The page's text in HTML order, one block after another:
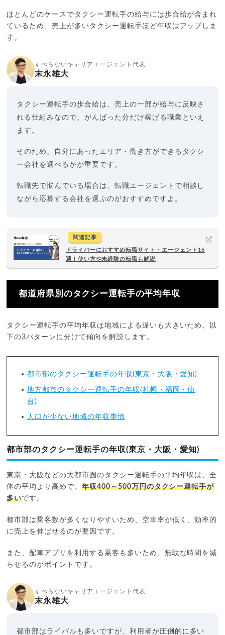
ほとんどのケースでタクシー運転手の給与には歩合給が含まれ
ているため、売上が多いタクシー運転手ほど年収はアップしま
す。
すべらないキャリアエージェント代表
末永雄大
タクシー運転手の歩合給は、売上の一部が給与に反映さ
れる仕組みなので、がんばった分だけ稼げる職業といえ
ます。
そのため、自分にあったエリア・働き方ができるタクシ
ー会社を選べるかが重要です。
転職先で悩んでいる場合は、転職エージェントで相談し
ながら応募する会社を選ぶのがおすすめですよ。
関連記事
ドライバーにおすすめ転職サイト・エージェント16
選！使い方や未経験の転職も解説
都道府県別のタクシー運転手の平均年収
タクシー運転手の平均年収は地域による違いも大きいため、以
下の3パターンに分けて傾向を解説します。
都市部のタクシー運転手の年収(東京・大阪・愛知)
地方都市のタクシー運転手の年収(札幌・福岡・仙
台)
人口が少ない地域の年収事情
都市部のタクシー運転手の年収(東京・大阪・愛知)
東京・大阪などの大都市圏のタクシー運転手の平均年収は、全
体の平均より高めで、年収400～500万円のタクシー運転手が
多いです。
都市部は乗客数が多くなりやすいため、空車率が低く、効率的
に売上を伸ばせるのが要因です。
また、配車アプリを利用する乗客も多いため、無駄な時間を減
らせるのがポイントです。
すべらないキャリアエージェント代表
末永雄大
都市部はライバルも多いですが、利用者が圧倒的に多い